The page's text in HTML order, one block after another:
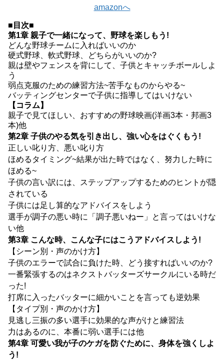
amazonへ
■目次■
第1章 親子で一緒になって、野球を楽しもう!
どんな野球チームに入ればいいのか
硬式野球、軟式野球、どちらがいいのか?
親は壁やフェンスを背にして、子供とキャッチボールしよ
う
弱点克服のための練習方法~苦手なものからやる~
バッティングセンターで子供に指導してはいけない
【コラム】
親子で見てほしい、おすすめの野球映画(洋画3本・邦画3
本)他
第2章 子供のやる気を引き出し、強い心をはぐくもう!
正しい叱り方、悪い叱り方
ほめるタイミング~結果が出た時ではなく、努力した時に
ほめる~
子供の言い訳には、ステップアップするためのヒントが隠
されている
子供には足し算的なアドバイスをしよう
選手が調子の悪い時に「調子悪いねー」と言ってはいけな
い他
第3章 こんな時、こんな子にはこうアドバイスしよう!
【シーン別・声のかけ方】
子供のエラーで試合に負けた時、どう接すればいいのか?
一番緊張するのはネクストバッターズサークルにいる時だ
った!
打席に入ったバッターに細かいことを言っても逆効果
【タイプ別・声のかけ方】
見逃し三振の多い選手に効果的な声がけと練習法
力はあるのに、本番に弱い選手には他
第4章 可愛い我が子のケガを防ぐために、身体を強くしよ
う!